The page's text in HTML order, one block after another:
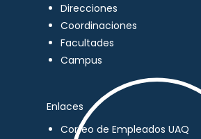
Direcciones
Coordinaciones
Facultades
Campus
Enlaces
Correo de Empleados UAQ